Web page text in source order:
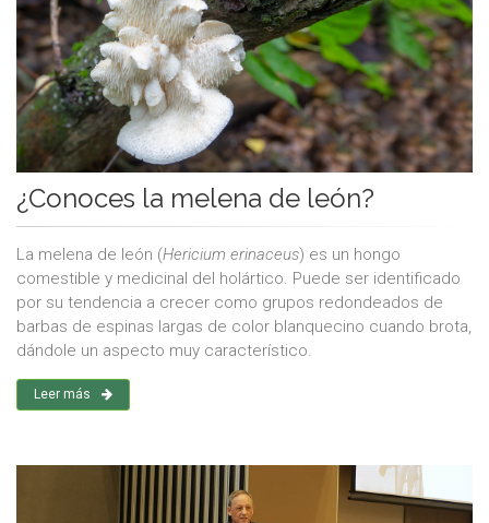
¿Conoces la melena de león?
La melena de león (Hericium erinaceus) es un hongo
comestible y medicinal del holártico. Puede ser identificado
por su tendencia a crecer como grupos redondeados de
barbas de espinas largas de color blanquecino cuando brota,
dándole un aspecto muy característico.
Leer más